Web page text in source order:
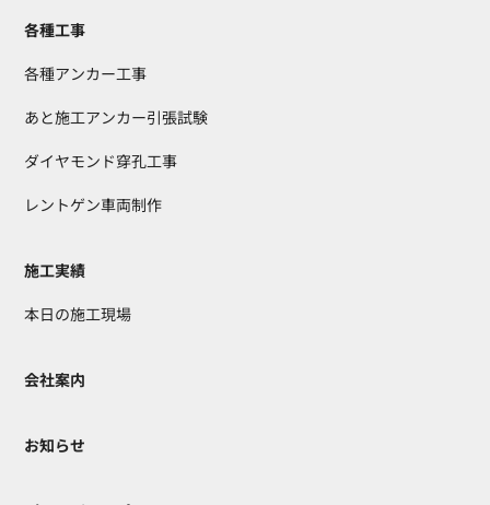
各種工事
各種アンカー工事
あと施工アンカー引張試験
ダイヤモンド穿孔工事
レントゲン車両制作
施工実績
本日の施工現場
会社案内
お知らせ